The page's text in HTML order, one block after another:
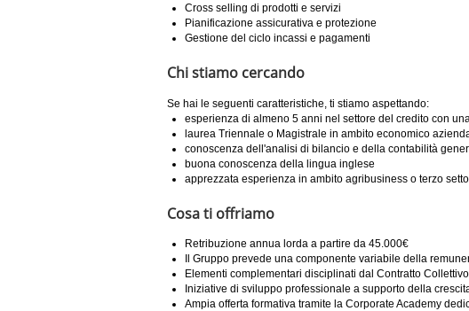
Cross selling di prodotti e servizi
Pianificazione assicurativa e protezione
Gestione del ciclo incassi e pagamenti
Chi stiamo cercando
Se hai le seguenti caratteristiche, ti stiamo aspettando:
esperienza di almeno 5 anni nel settore del credito con
laurea Triennale o Magistrale in ambito economico
conoscenza dell'analisi di bilancio e della contabilità
buona conoscenza della lingua inglese
apprezzata esperienza in ambito agribusiness o terzo
Cosa ti offriamo
Retribuzione annua lorda a partire da 45.000€
Il Gruppo prevede una componente variabile della
Elementi complementari disciplinati dal Contratto
Iniziative di sviluppo professionale a supporto della
Ampia offerta formativa tramite la Corporate Academy